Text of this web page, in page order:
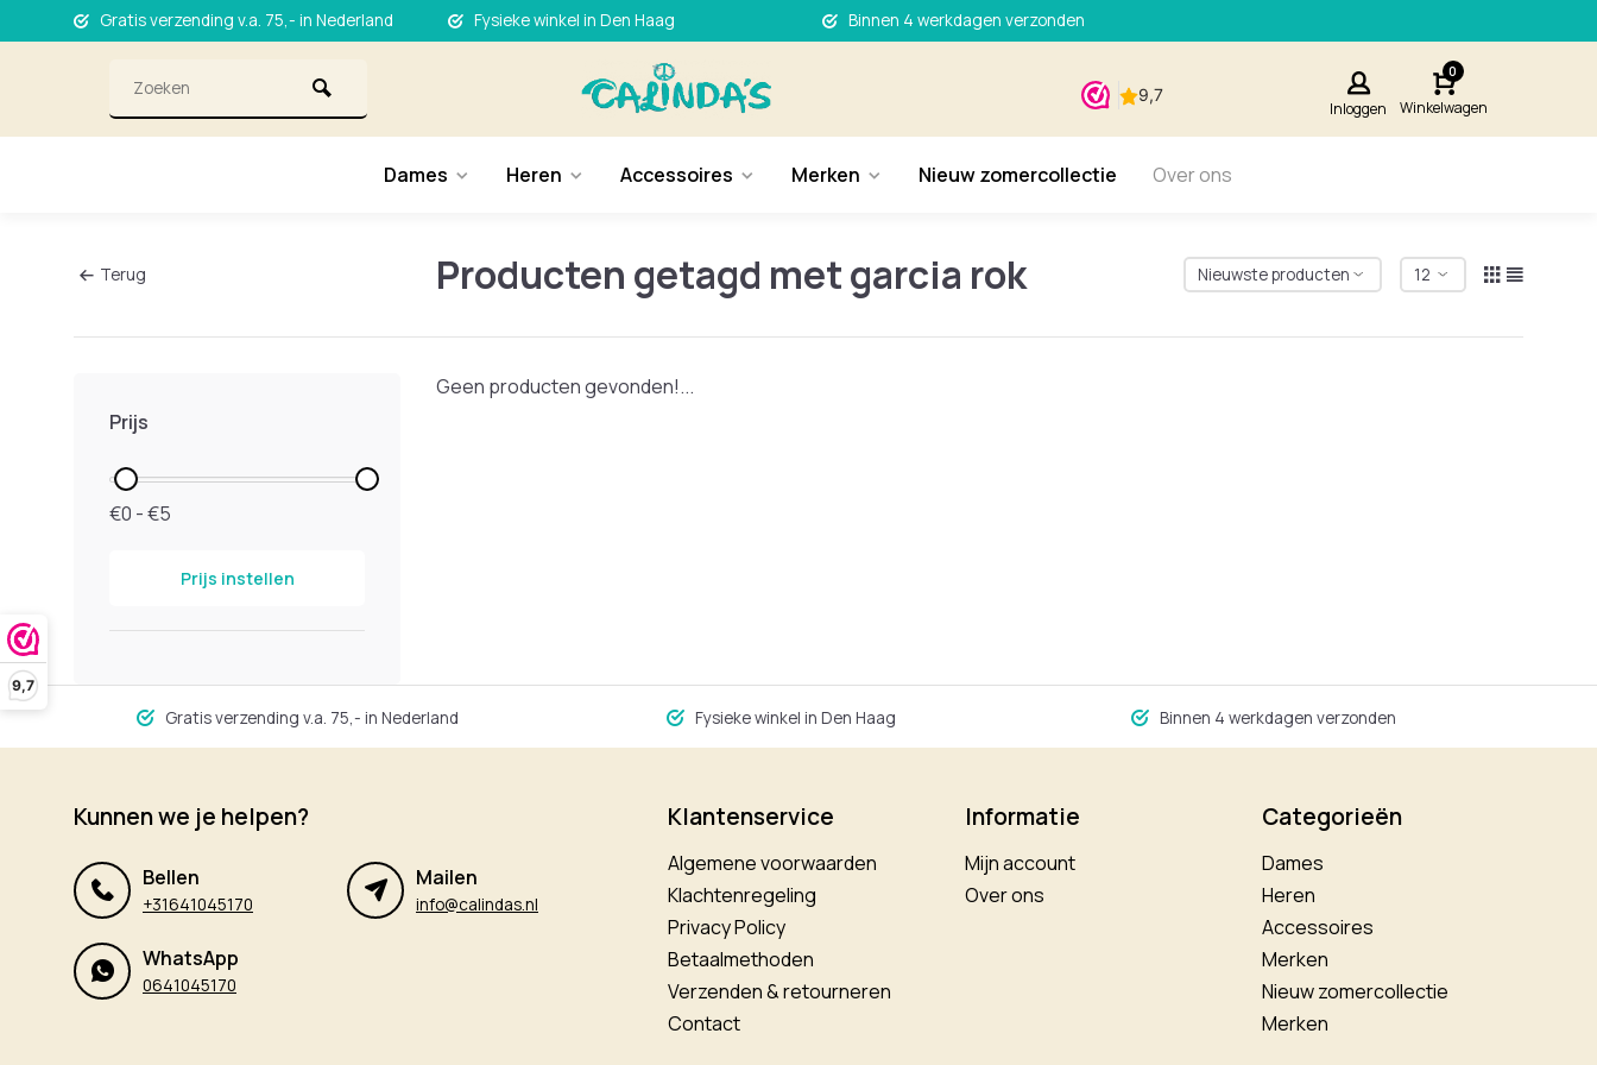
9,7
Gratis verzending v.a. 75,- in Nederland Fysieke winkel in Den Haag Binnen 4 werkdagen verzonden
Inloggen
0
Winkelwagen
Dames Heren Accessoires Merken Nieuw zomercollectie Over ons
Terug Producten getagd met garcia rok
Prijs
€0 - €5
Prijs instellen
Geen producten gevonden!...
Gratis verzending v.a. 75,- in Nederland Fysieke winkel in Den Haag Binnen 4 werkdagen verzonden
Kunnen we je helpen?
Bellen
+31641045170
Mailen
info@calindas.nl
WhatsApp
0641045170
Klantenservice
Algemene voorwaarden
Klachtenregeling
Privacy Policy
Betaalmethoden
Verzenden & retourneren
Contact
Informatie
Mijn account
Over ons
Categorieën
Dames
Heren
Accessoires
Merken
Nieuw zomercollectie
Merken